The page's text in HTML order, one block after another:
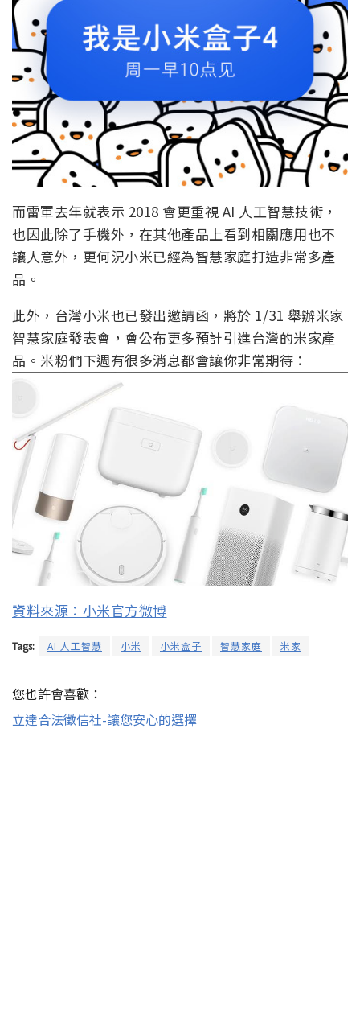
而雷軍去年就表示 2018 會更重視 AI 人工智慧技術，
也因此除了手機外，在其他產品上看到相關應用也不
讓人意外，更何況小米已經為智慧家庭打造非常多產
品。
此外，台灣小米也已發出邀請函，將於 1/31 舉辦米家
智慧家庭發表會，會公布更多預計引進台灣的米家產
品。米粉們下週有很多消息都會讓你非常期待：
資料來源：小米官方微博
Tags: AI 人工智慧 小米 小米盒子 智慧家庭 米家
您也許會喜歡：
立達合法徵信社-讓您安心的選擇